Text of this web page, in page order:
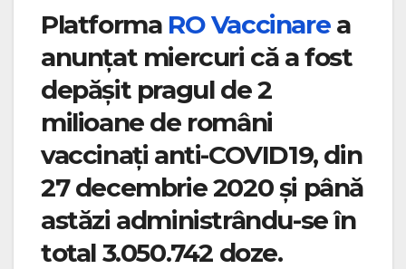
Platforma RO Vaccinarea
anunțat miercuri că a fost
depășit pragul de 2
milioane de români
vaccinați anti-COVID19, din
27 decembrie 2020 și până
astăzi administrându-se în
total 3.050.742 doze.